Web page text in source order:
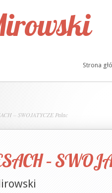
Strona
– SWOJATYCZE Pałac
–